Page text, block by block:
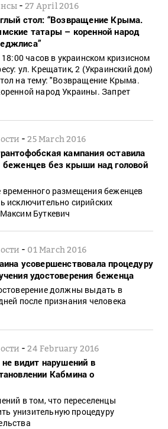
-27 April 2016
стол: “Возвращение Крыма.
татары – коренной народ
часов в украинском кризисном
ул. Крещатик, 2 (Украинский дом)
на тему: "Возвращение Крыма.
народ Украины. Запрет
-25 March 2016
кампания оставила
без крыши над головой
временного размещения беженцев
исключительно сирийских
Буткевич
- 01 March 2016
усовершенствовала процедуру
удостоверения беженца
должны выдать в
после признания человека
-24 February 2016
видит нарушений в
Кабмина о
в том, что переселенцы
унизительную процедуру